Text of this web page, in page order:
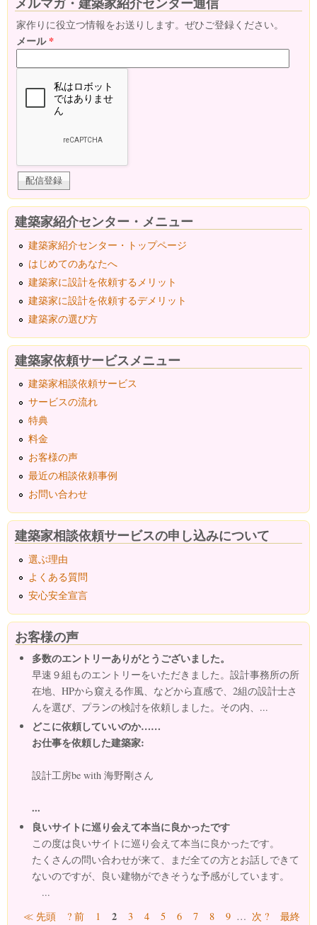
家作りに役立つ情報をお送りします。ぜひご登録ください。
メール*
建築家紹介センター・メニュー
建築家紹介センター・トップページ
はじめてのあなたへ
建築家に設計を依頼するメリット
建築家に設計を依頼するデメリット
建築家の選び方
建築家依頼サービスメニュー
建築家相談依頼サービス
サービスの流れ
特典
料金
お客様の声
最近の相談依頼事例
お問い合わせ
建築家相談依頼サービスの申し込みについて
選ぶ理由
よくある質問
安心安全宣言
お客様の声
多数のエントリーありがとうございました。
早速９組ものエントリーをいただきました。設計事務所の所
在地、HPから窺える作風、などから直感で、2組の設計士さ
んを選び、プランの検討を依頼しました。その内、...
どこに依頼していいのか……
お仕事を依頼した建築家:
設計工房be with 海野剛さん
...
良いサイトに巡り会えて本当に良かったです
この度は良いサイトに巡り会えて本当に良かったです。
たくさんの問い合わせが来て、まだ全ての方とお話しできて
ないのですが、良い建物ができそうな予感がしています。
...
ページ
≪ 先頭 ? 前 1 2 3 4 5 6 7 8 9 … 次 ?
最終